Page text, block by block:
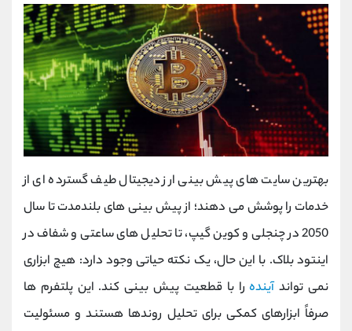
بهترین سایت های پیش بینی ارز دیجیتال طیف گسترده ‌ای از
خدمات را پوشش می‌ دهند؛ از پیش ‌بینی‌ های بلندمدت تا سال
2050 در چنجلی و کوین گیپ، تا تحلیل ‌های ساعتی و شفاف در
اینتود بلاک. با این حال، یک نکته حیاتی وجود دارد: هیچ ابزاری
نمی‌ تواندآیندهرا با قطعیت پیش ‌بینی کند. این پلتفرم ‌ها
صرفاً ابزارهای کمکی برای تحلیل روندها هستند و مسئولیت